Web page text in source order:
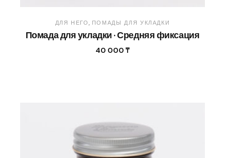
ДЛЯ НЕГО ПОМАДЫ ДЛЯ УКЛАДКИ
Помада для укладки · Средняя фиксация
40 000 ₸